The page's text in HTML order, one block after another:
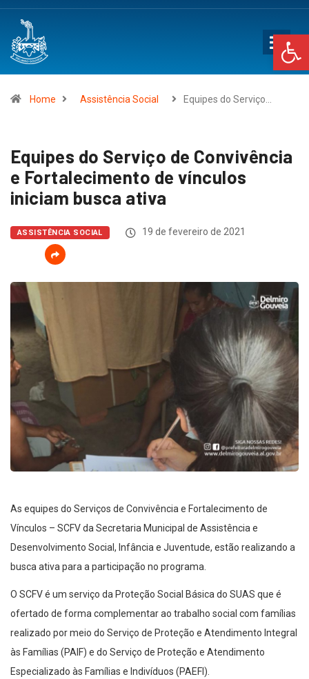
Home Assistência Social Equipes do Serviço…
Equipes do Serviço de Convivência
e Fortalecimento de vínculos
iniciam busca ativa
ASSISTÊNCIA SOCIAL 19 de fevereiro de 2021
As equipes do Serviços de Convivência e Fortalecimento de
Vínculos – SCFV da Secretaria Municipal de Assistência e
Desenvolvimento Social, Infância e Juventude, estão realizando a
busca ativa para a participação no programa.
O SCFV é um serviço da Proteção Social Básica do SUAS que é
ofertado de forma complementar ao trabalho social com famílias
realizado por meio do Serviço de Proteção e Atendimento Integral
às Famílias (PAIF) e do Serviço de Proteção e Atendimento
Especializado às Famílias e Indivíduos (PAEFI).